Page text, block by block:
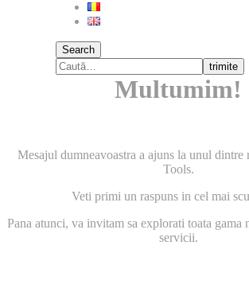
Search
trimite
Multumim!
Mesajul dumneavoastra a ajuns la unul dintre
Tools.
Veti primi un raspuns in cel mai
Pana atunci, va invitam sa explorati toata gama
servicii.